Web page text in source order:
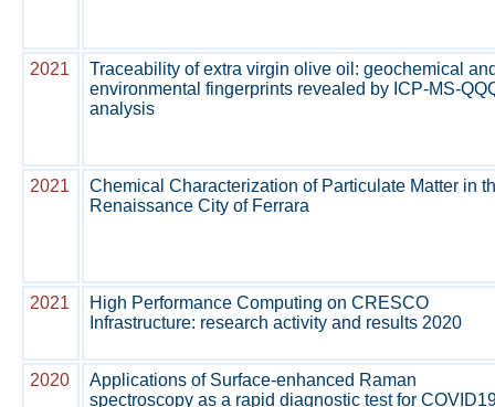
2021
Traceability of extra virgin olive oil: geochemical
environmental fingerprints revealed by ICP-MS-
analysis
2021
Chemical Characterization of Particulate Matter in
Renaissance City of Ferrara
2021
High Performance Computing on CRESCO
Infrastructure: research activity and results 2020
2020
Applications of Surface-enhanced Raman
spectroscopy as a rapid diagnostic test for